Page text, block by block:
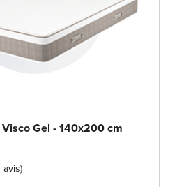
Gel - 140x200 cm
avis